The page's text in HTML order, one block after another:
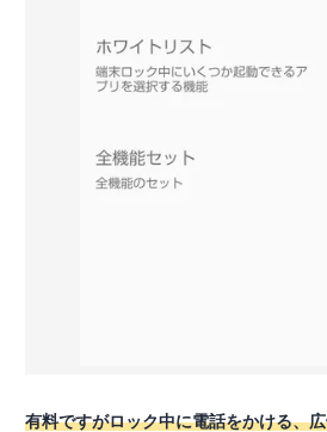
有料ですがロック中に電話をかける、